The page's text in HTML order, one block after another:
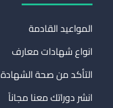
المواعيد القادمة
انواع شهادات معارف
التأكد من صحة الشهادة
انشر دوراتك معنا مجاناً